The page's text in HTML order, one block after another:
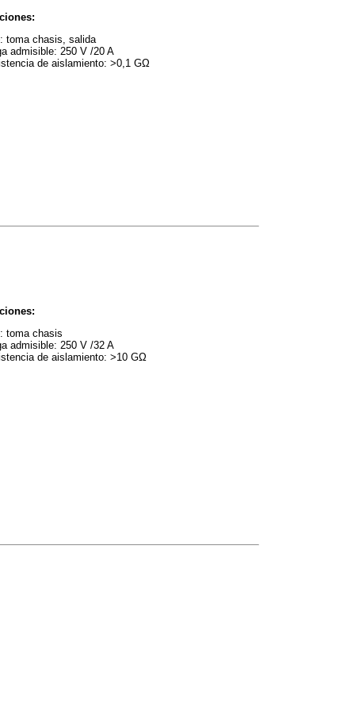
toma chasis, salida
admisible: 250 V /20 A
de aislamiento: >0,1 GΩ
toma chasis
admisible: 250 V /32 A
de aislamiento: >10 GΩ